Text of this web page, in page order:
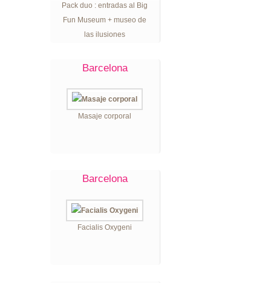
Pack duo : entradas al Big
Fun Museum + museo de
las ilusiones
Barcelona
Masaje corporal
Barcelona
Facialis Oxygeni